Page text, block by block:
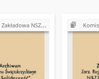
przy Gminnej Spółdzielni "Samopomoc Chłopska" w Bodzentynie Komisja Zakładowa